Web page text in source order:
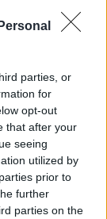
parties, or
for
opt-out
that after your
seeing
utilized by
prior to
further
parties on the
MIŠIĆ: